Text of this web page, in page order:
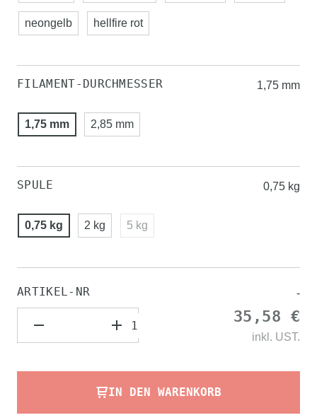
neongelb hellfire rot
FILAMENT-DURCHMESSER 1,75 mm
1,75 mm 2,85 mm
SPULE 0,75 kg
0,75 kg 2 kg 5 kg
ARTIKEL-NR -
35,58 €
inkl. UST.
IN DEN WARENKORB